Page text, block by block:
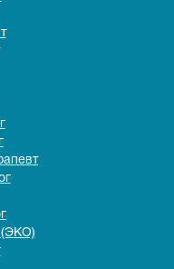
(ЭКО)